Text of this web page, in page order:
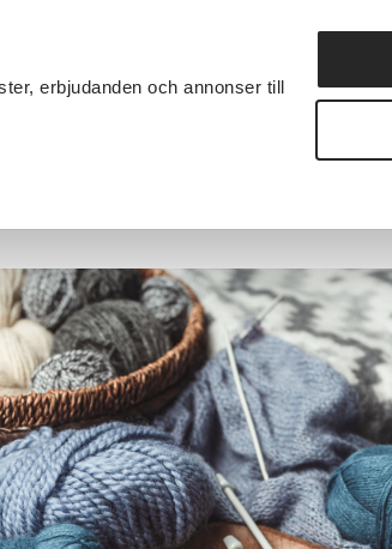
erbjudanden och annonser till